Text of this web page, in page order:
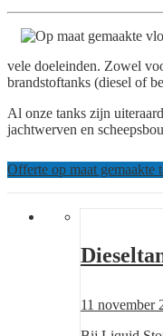
vele doeleinden. Zowel
brandstoftanks (diesel of
Al onze tanks zijn
jachtwerven en
Offerte op maat gemaakte
Posted
11 november